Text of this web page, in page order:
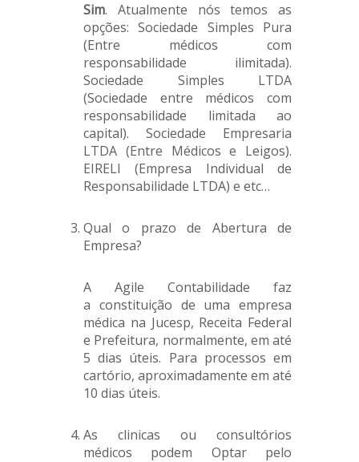
Sim. Atualmente nós temos as
opções: Sociedade Simples Pura
(Entre médicos com
responsabilidade ilimitada).
Sociedade Simples LTDA
(Sociedade entre médicos com
responsabilidade limitada ao
capital). Sociedade Empresaria
LTDA (Entre Médicos e Leigos).
EIRELI (Empresa Individual de
Responsabilidade LTDA) e etc…
Qual o prazo de Abertura de
Empresa?
A Agile Contabilidade faz
a constituição de uma empresa
médica na Jucesp, Receita Federal
e Prefeitura, normalmente, em até
5 dias úteis. Para processos em
cartório, aproximadamente em até
10 dias úteis.
As clinicas ou consultórios
médicos podem Optar pelo